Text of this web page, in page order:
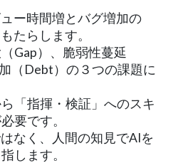
ー時間増とバグ増加の
たらします。
Gap）、脆弱性蔓延
（Debt）の３つの課題に
「指揮・検証」へのスキ
要です。
なく、人間の知見でAIを
します。